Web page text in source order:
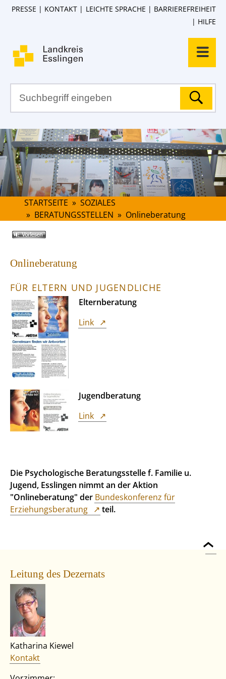
PRESSE KONTAKT LEICHTE SPRACHE
BARRIEREFREIHEIT
HILFE
STARTSEITE » SOZIALES
» BERATUNGSSTELLEN » Onlineberatung
Onlineberatung
FÜR ELTERN UND JUGENDLICHE
Elternberatung
Link
Jugendberatung
Link
Die Psychologische Beratungsstelle f. Familie u.
Jugend, Esslingen nimmt an der Aktion
"Onlineberatung" der Bundeskonferenz für
Erziehungsberatung
teil.
Leitung des Dezernats
Katharina Kiewel
Kontakt